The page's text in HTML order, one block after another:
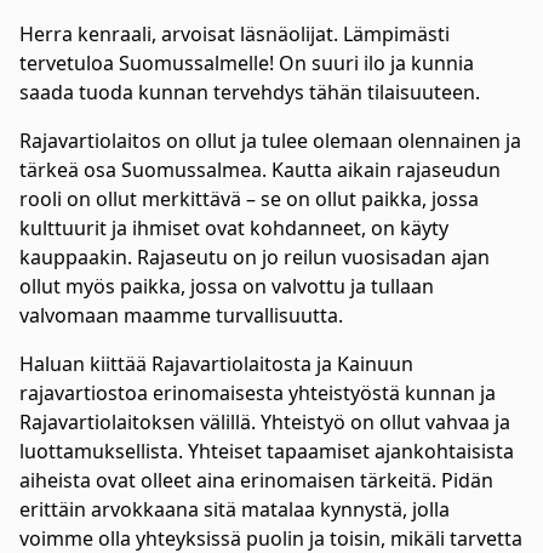
Herra kenraali, arvoisat läsnäolijat. Lämpimästi
tervetuloa Suomussalmelle! On suuri ilo ja kunnia
saada tuoda kunnan tervehdys tähän tilaisuuteen.
Rajavartiolaitos on ollut ja tulee olemaan olennainen ja
tärkeä osa Suomussalmea. Kautta aikain rajaseudun
rooli on ollut merkittävä – se on ollut paikka, jossa
kulttuurit ja ihmiset ovat kohdanneet, on käyty
kauppaakin. Rajaseutu on jo reilun vuosisadan ajan
ollut myös paikka, jossa on valvottu ja tullaan
valvomaan maamme turvallisuutta.
Haluan kiittää Rajavartiolaitosta ja Kainuun
rajavartiostoa erinomaisesta yhteistyöstä kunnan ja
Rajavartiolaitoksen välillä. Yhteistyö on ollut vahvaa ja
luottamuksellista. Yhteiset tapaamiset ajankohtaisista
aiheista ovat olleet aina erinomaisen tärkeitä. Pidän
erittäin arvokkaana sitä matalaa kynnystä, jolla
voimme olla yhteyksissä puolin ja toisin, mikäli tarvetta